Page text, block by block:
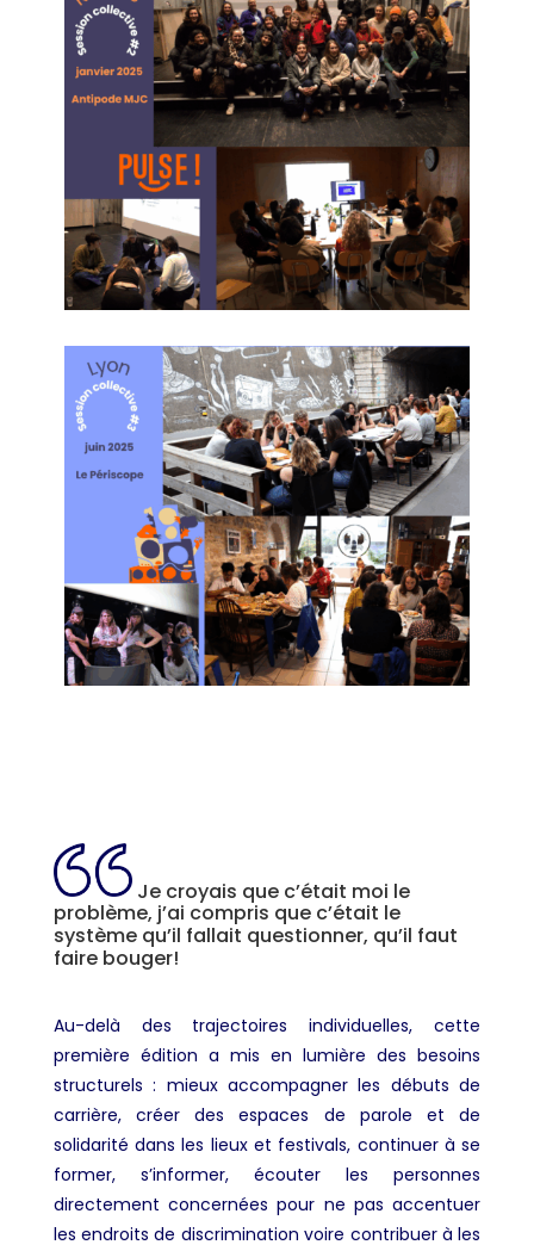
Je croyais que c’était moi le
problème, j’ai compris que c’était le
système qu’il fallait questionner, qu’il faut
faire bouger!
Au-delà des trajectoires individuelles, cette
première édition a mis en lumière des besoins
structurels : mieux accompagner les débuts de
carrière, créer des espaces de parole et de
solidarité dans les lieux et festivals, continuer à se
former, s’informer, écouter les personnes
directement concernées pour ne pas accentuer
les endroits de discrimination voire contribuer à les